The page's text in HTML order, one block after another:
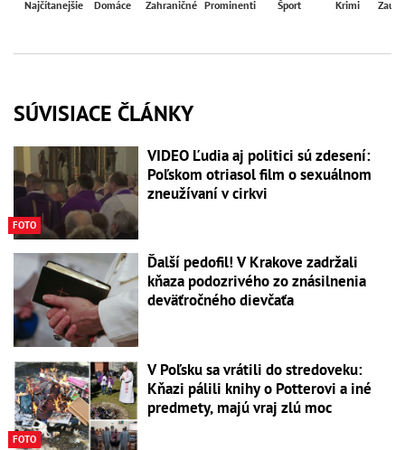
Najčítanejšie Domáce Zahraničné Prominenti Šport Krimi
SÚVISIACE ČLÁNKY
FOTO
VIDEO Ľudia aj politici sú zdesení:
Poľskom otriasol film o sexuálnom
zneužívaní v cirkvi
Ďalší pedofil! V Krakove zadržali
kňaza podozrivého zo znásilnenia
deväťročného dievčaťa
FOTO
V Poľsku sa vrátili do stredoveku:
Kňazi pálili knihy o Potterovi a iné
predmety, majú vraj zlú moc